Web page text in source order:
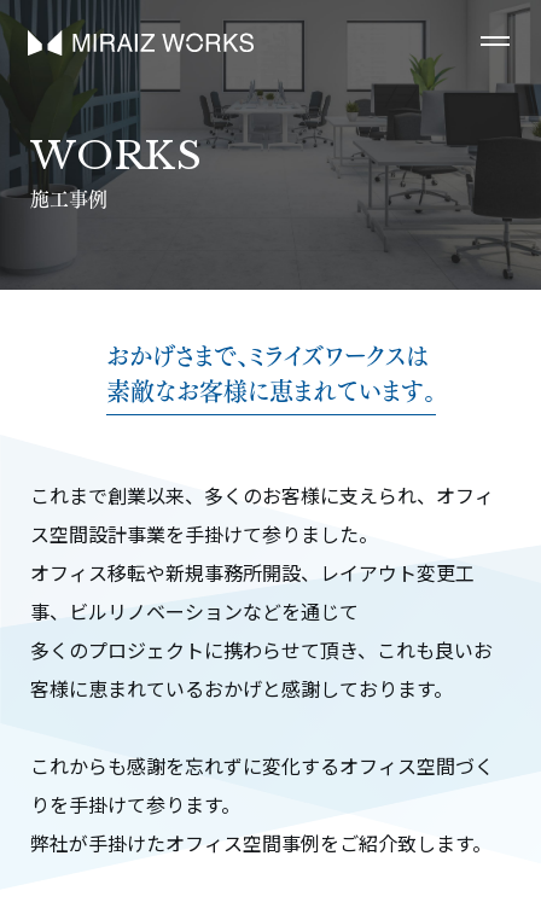
WORKS
施工事例
おかげさまで、ミライズワークスは
素敵なお客様に恵まれています。
これまで創業以来、多くのお客様に支えられ、オフィ
ス空間設計事業を手掛けて参りました。
オフィス移転や新規事務所開設、レイアウト変更工
事、ビルリノベーションなどを通じて
多くのプロジェクトに携わらせて頂き、これも良いお
客様に恵まれているおかげと感謝しております。
これからも感謝を忘れずに変化するオフィス空間づく
りを手掛けて参ります。
弊社が手掛けたオフィス空間事例をご紹介致します。